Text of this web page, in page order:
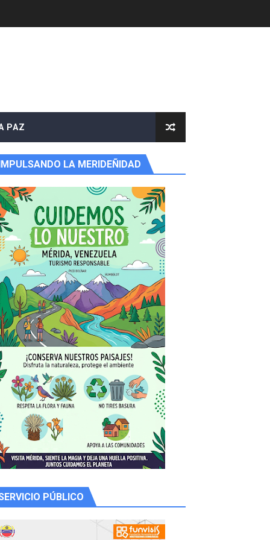
PAZ
IMPULSANDO LA MERIDEÑIDAD
PÚBLICO